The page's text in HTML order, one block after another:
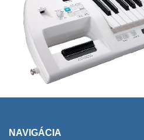
NAVIGÁCIA